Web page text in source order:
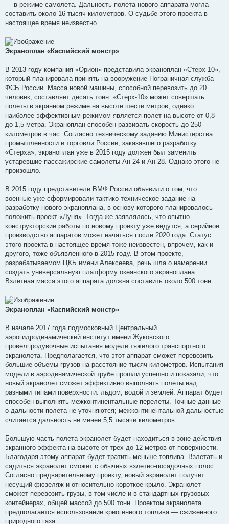
— в режиме самолета. Дальность полета нового аппарата могла
составить около 16 тысяч километров. О судьбе этого проекта в
настоящее время неизвестно.
Экраноплан «Каспийский монстр»
В 2013 году компания «Орион» представила экраноплан «Стерх-10»,
который планировала принять на вооружение Пограничная служба
ФСБ России. Масса новой машины, способной перевозить до 20
человек, составляет десять тонн. «Стерх-10» может совершать
полеты в экранном режиме на высоте шести метров, однако
наиболее эффективным режимом является полет на высоте от 0,8
до 1,5 метра. Экраноплан способен развивать скорость до 250
километров в час. Согласно техническому заданию Министерства
промышленности и торговли России, заказавшего разработку
«Стерха», экраноплан уже в 2015 году должен был заменить
устаревшие пассажирские самолеты Ан-24 и Ан-28. Однако этого не
произошло.
В 2015 году представители ВМФ России объявили о том, что
военные уже сформировали тактико-техническое задание на
разработку нового экраноплана, в основу которого планировалось
положить проект «Луня». Тогда же заявлялось, что опытно-
конструкторские работы по новому проекту уже ведутся, а серийное
производство аппаратов может начаться после 2020 года. Статус
этого проекта в настоящее время тоже неизвестен, впрочем, как и
другого, тоже объявленного в 2015 году. В этом проекте,
разрабатываемом ЦКБ имени Алексеева, речь шла о намерении
создать универсальную платформу океанского экраноплана.
Взлетная масса этого аппарата должна составить около 500 тонн.
Экраноплан «Каспийский монстр»
В начале 2017 года подмосковный Центральный
аэрогидродинамический институт имени Жуковского
провелпродувочные испытания модели тяжелого транспортного
экранолета. Предполагается, что этот аппарат сможет перевозить
большие объемы грузов на расстояние тысяч километров. Испытания
модели в аэродинамической трубе прошли успешно и показали, что
новый экранолет сможет эффективно выполнять полеты над
разными типами поверхности: льдом, водой и землей. Аппарат будет
способен выполнять межконтинентальные перелеты. Точные данные
о дальности полета не уточняются; межконтинентальной дальностью
считается дальность не менее 5,5 тысячи километров.
Большую часть полета экранолет будет находиться в зоне действия
экранного эффекта на высоте от трех до 12 метров от поверхности.
Благодаря этому аппарат будет тратить меньше топлива. Взлетать и
садиться экранолет сможет с обычных взлетно-посадочных полос.
Согласно предварительному проекту, новый экранолет получит
несущий фюзеляж и относительно короткое крыло. Экранолет
сможет перевозить грузы, в том числе и в стандартных грузовых
контейнерах, общей массой до 500 тонн. Проектом экранолета
предполагается использование криогенного топлива — сжиженного
природного газа.